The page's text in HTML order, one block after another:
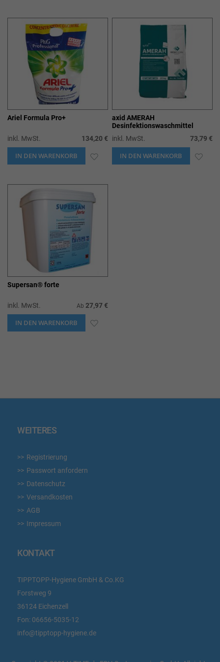
HINZUFÜGEN
Ariel Formula Pro+
inkl. MwSt. 134,20 €
IN DEN WARENKORB ZUR
axid AMERAH
Desinfektionswaschmittel
inkl. MwSt.
73,79 €
IN DEN WARENKORB ZUR
Supersan® forte
inkl. MwSt. Ab 27,97 €
IN DEN WARENKORB ZUR
WEITERES
Registrierung
Passwort anfordern
Datenschutz
Versandkosten
AGB
Impressum
KONTAKT
TIPPTOPP-Hygiene GmbH & Co.KG
Forstweg 9
36124 Eichenzell
Fon: 06656-5035-12
info@tipptopp-hygiene.de